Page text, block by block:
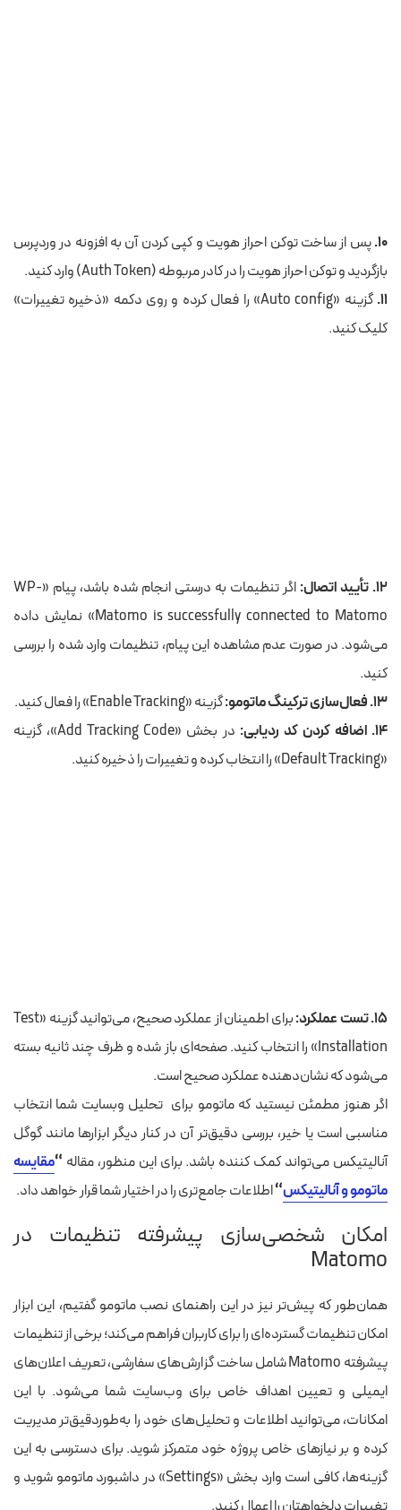
۱۰. پس از ساخت توکن احراز هویت و کپی کردن آن به افزونه در وردپرس
بازگردید و توکن احراز هویت را در کادر مربوطه (Auth Token) وارد کنید.
۱۱.
گزینه «Auto config» را فعال کرده و روی دکمه «ذخیره تغییرات»
کلیک کنید.
۱۲. تأیید اتصال:
اگر تنظیمات به درستی انجام شده باشد، پیام «WP-
Matomo is successfully connected to Matomo» نمایش داده
می‌شود. در صورت عدم مشاهده این پیام، تنظیمات وارد شده را بررسی
کنید.
۱۳. فعال‌سازی ترکینگ ماتومو:
گزینه «Enable Tracking» را فعال کنید.
۱۴. اضافه کردن کد ردیابی:
در بخش «Add Tracking Code»، گزینه
«Default Tracking» را انتخاب کرده و تغییرات را ذخیره کنید.
۱۵. تست عملکرد:
برای اطمینان از عملکرد صحیح، می‌توانید گزینه «Test
Installation» را انتخاب کنید. صفحه‌ای باز شده و ظرف چند ثانیه بسته
می‌شود که نشان‌دهنده عملکرد صحیح است.
اگر هنوز مطمئن نیستید که ماتومو برای تحلیل وبسایت شما انتخاب
مناسبی است یا خیر، بررسی دقیق‌تر آن در کنار دیگر ابزارها مانند گوگل
آنالیتیکس می‌تواند کمک‌ کننده باشد. برای این منظور، مقاله “مقایسه
ماتومو و آنالیتیکس“اطلاعات جامع‌تری را در اختیار شما قرار خواهد داد.
امکان شخصی‌سازی پیشرفته تنظیمات در
Matomo
همان‌طور که پیش‌تر نیز در این راهنمای نصب ماتومو گفتیم، این ابزار
امکان تنظیمات گسترده‌ای را برای کاربران فراهم می‌کند؛ برخی از تنظیمات
پیشرفته Matomo شامل ساخت گزارش‌های سفارشی، تعریف اعلان‌های
ایمیلی و تعیین اهداف خاص برای وب‌سایت شما می‌شود. با این
امکانات، می‌توانید اطلاعات و تحلیل‌های خود را به‌طوردقیق‌تر مدیریت
کرده و بر نیازهای خاص پروژه خود متمرکز شوید. برای دسترسی به این
گزینه‌ها، کافی است وارد بخش «Settings» در داشبورد ماتومو شوید و